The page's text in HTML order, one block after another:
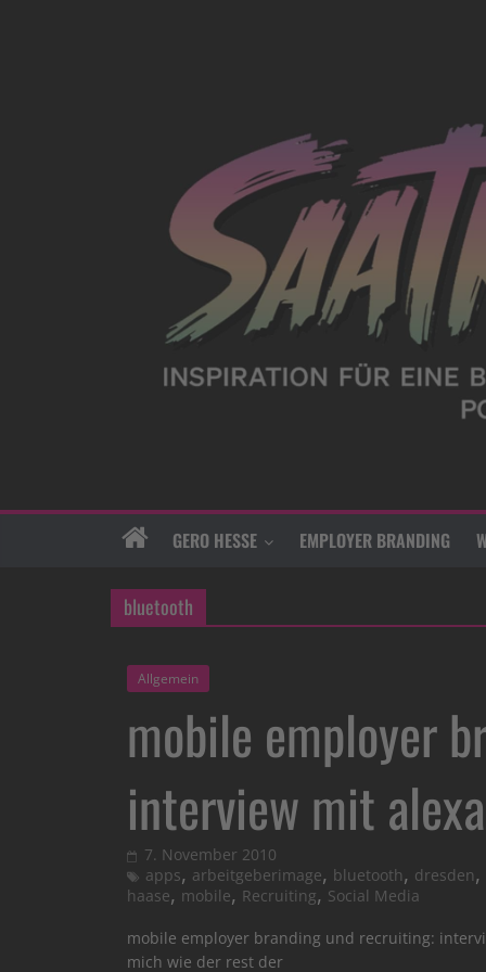
GERO HESSE EMPLOYER BRANDING
bluetooth
Allgemein
mobile employer
interview mit
7. November 2010
apps, arbeitgeberimage, bluetooth, dresden,
haase, mobile, Recruiting, Social Media
mobile employer branding und recruiting:
mich wie der rest der